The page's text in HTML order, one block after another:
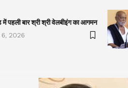
में पहली बार श्री श्री वेलबीइंग का आगमन
6, 2026